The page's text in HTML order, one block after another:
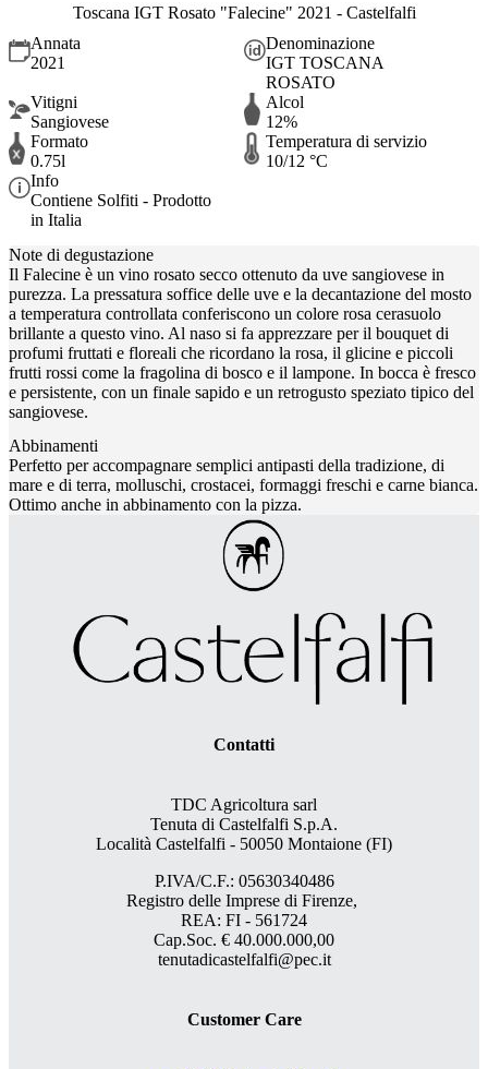
Toscana IGT Rosato "Falecine" 2021 - Castelfalfi
Annata
2021
Denominazione
IGT TOSCANA
ROSATO
Vitigni
Sangiovese
Alcol
12%
Formato
0.75l
Temperatura di servizio
10/12 °C
Info
Contiene Solfiti - Prodotto
in Italia
Note di degustazione
Il Falecine è un vino rosato secco ottenuto da uve sangiovese in
purezza. La pressatura soffice delle uve e la decantazione del mosto
a temperatura controllata conferiscono un colore rosa cerasuolo
brillante a questo vino. Al naso si fa apprezzare per il bouquet di
profumi fruttati e floreali che ricordano la rosa, il glicine e piccoli
frutti rossi come la fragolina di bosco e il lampone. In bocca è fresco
e persistente, con un finale sapido e un retrogusto speziato tipico del
sangiovese.
Abbinamenti
Perfetto per accompagnare semplici antipasti della tradizione, di
mare e di terra, molluschi, crostacei, formaggi freschi e carne bianca.
Ottimo anche in abbinamento con la pizza.
Contatti
TDC Agricoltura sarl
Tenuta di Castelfalfi S.p.A.
Località Castelfalfi - 50050 Montaione (FI)
P.IVA/C.F.: 05630340486
Registro delle Imprese di Firenze,
REA: FI - 561724
Cap.Soc. € 40.000.000,00
tenutadicastelfalfi@pec.it
Customer Care